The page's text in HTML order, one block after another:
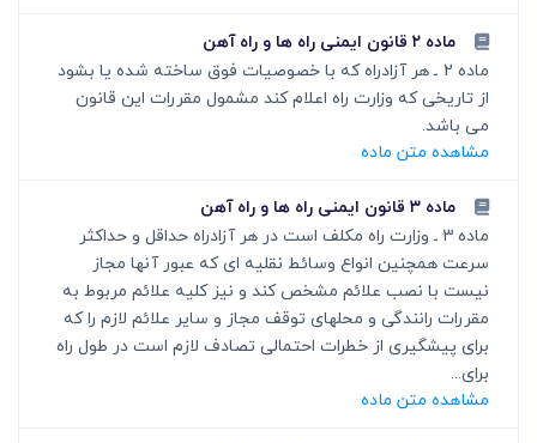
ماده ۲ قانون ایمنی راه ها و راه آهن
ماده 2 ـ هر آزادراه که با خصوصیات فوق ساخته شده یا بشود
از تاریخی که وزارت راه اعلام کند مشمول مقررات این قانون
می باشد.
مشاهده متن ماده
ماده ۳ قانون ایمنی راه ها و راه آهن
ماده 3 ـ وزارت راه مکلف است در هر آزادراه حداقل و حداکثر
سرعت همچنین انواع وسائط نقلیه ای که عبور آنها مجاز
نیست با نصب علائم مشخص کند و نیز کلیه علائم مربوط به
مقررات رانندگی و محلهای توقف مجاز و سایر علائم لازم را که
برای پیشگیری از خطرات احتمالی تصادف لازم است در طول راه
برای...
مشاهده متن ماده